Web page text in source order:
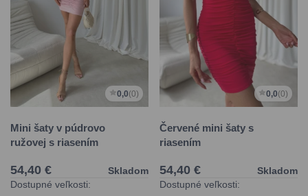
0,0(0)
Mini šaty v púdrovo
ružovej s riasením
54,40 €
Skladom
Dostupné veľkosti:
0,0(0)
Červené mini šaty s
riasením
54,40 €
Skladom
Dostupné veľkosti: